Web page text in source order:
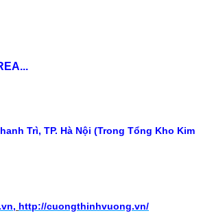
Trì, TP. Hà Nội (Trong Tổng Kho Kim
, http://cuongthinhvuong.vn/